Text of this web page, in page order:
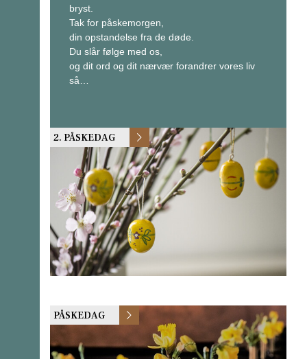
bryst.
Tak for påskemorgen,
din opstandelse fra de døde.
Du slår følge med os,
og dit ord og dit nærvær forandrer vores liv
så…
2. PÅSKEDAG
PÅSKEDAG